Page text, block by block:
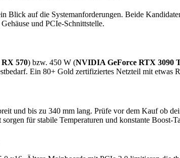
Blick auf die Systemanforderungen. Beide
und PCIe-Schnittstelle.
570) bzw. 450 W (NVIDIA GeForce RTX 3090
Ein 80+ Gold zertifiziertes Netzteil mit etwas
und bis zu 340 mm lang. Prüfe vor dem Kauf ob
für stabile Temperaturen und konstante Boost-